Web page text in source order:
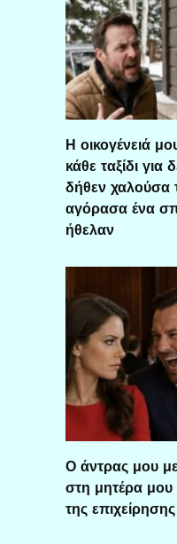
Η οικογένειά
κάθε ταξίδι για
δήθεν χαλούσα
αγόρασα ένα
ήθελαν
Ο άντρας μου
στη μητέρα
της